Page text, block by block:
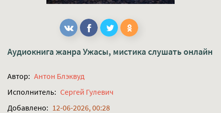
Аудиокнига жанра Ужасы, мистика слушать онлайн
Автор: Антон Блэквуд
Исполнитель: Сергей Гулевич
Добавлено: 12-06-2026, 00:28